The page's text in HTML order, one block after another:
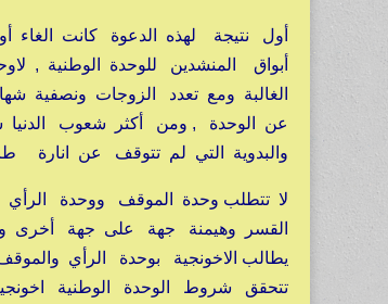
أول نتيجة لهذه الدعوة كانت
أبواق المنشدين للوحدة الوطنية ,
الغالبة ومع تعدد الزوجات ونصفية
عن الوحدة , ومن أكثر شعوب الدنيا
والبدوية التي لم تتوقف عن انارة
لا تتطلب وحدة الموقف ووحدة
القسر وهيمنة جهة على جهة أخرى
يطالب الاخونجية بوحدة الرأي
تتحقق شروط الوحدة الوطنية